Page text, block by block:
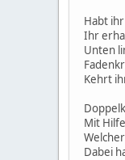
Habt
Ihr
Unten
Kehrt
Mit
Dabei